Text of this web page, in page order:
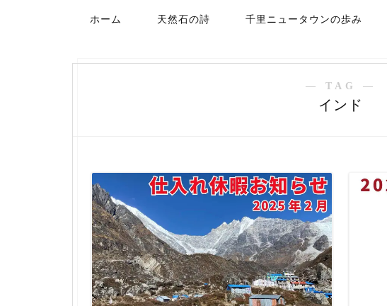
ホーム 天然石の詩 千里ニュータウンの歩み
― TAG ―
インド